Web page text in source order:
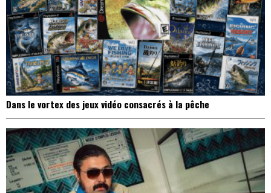
Dans le vortex des jeux vidéo consacrés à la pêche